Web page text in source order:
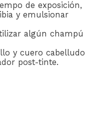
de exposición,
y emulsionar
algún champú
y cuero cabelludo
post-tinte.